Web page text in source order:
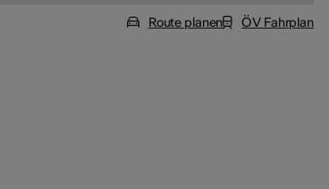
Route planen ÖV Fahrplan